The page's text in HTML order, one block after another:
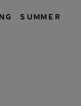
Ｇ ＳＵＭＭＥＲ